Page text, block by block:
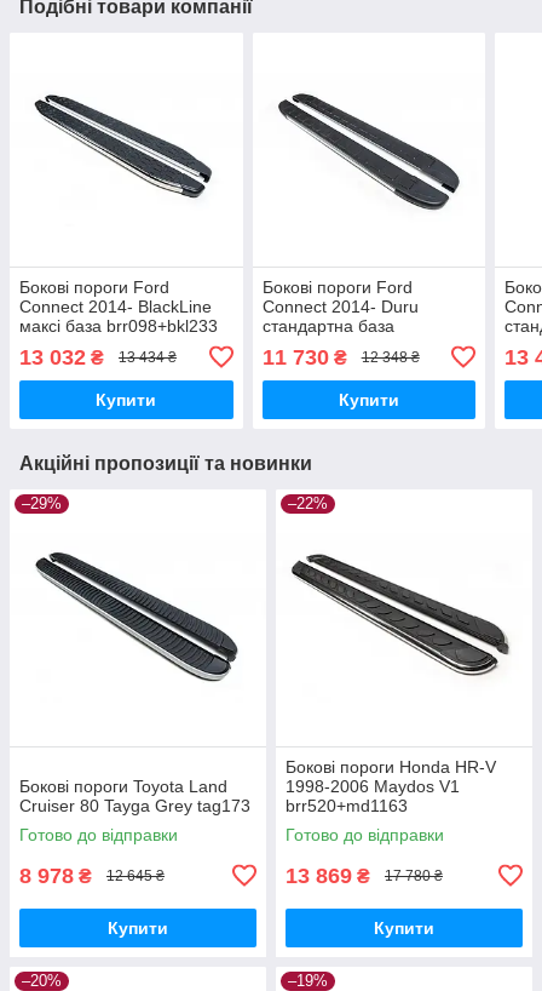
Подібні товари компанії
Бокові пороги Ford
Connect 2014- BlackLine
максі база brr098+bkl233
13 032 ₴ 13 434 ₴
Купити
Бокові пороги Ford
Connect 2014- Duru
стандартна база
11 730₴ 12 348 ₴
Купити
13
Акційні пропозиції та новинки
–29%
Бокові пороги Toyota Land
Cruiser 80 Tayga Grey tag173
Готово до відправки
8 978 ₴ 12 645 ₴
Купити
–22%
Бокові пороги Honda HR-V
1998-2006 Maydos V1
brr520+md1163
Готово до відправки
13 869 ₴ 17 780 ₴
Купити
–20% –19%